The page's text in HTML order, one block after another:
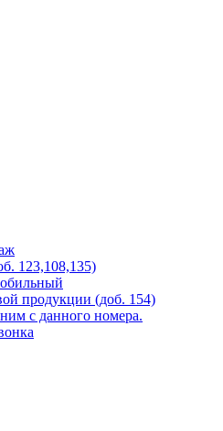
123,108,135)
продукции (доб. 154)
с данного номера.